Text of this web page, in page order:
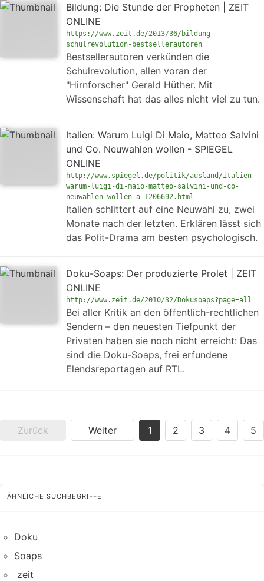
Bildung: Die Stunde der Propheten | ZEIT
ONLINE
https://www.zeit.de/2013/36/bildung-
schulrevolution-bestsellerautoren
Bestsellerautoren verkünden die
Schulrevolution, allen voran der
"Hirnforscher" Gerald Hüther. Mit
Wissenschaft hat das alles nicht viel zu tun.
Italien: Warum Luigi Di Maio, Matteo Salvini
und Co. Neuwahlen wollen - SPIEGEL
ONLINE
http://www.spiegel.de/politik/ausland/italien-
warum-luigi-di-maio-matteo-salvini-und-co-
neuwahlen-wollen-a-1206692.html
Italien schlittert auf eine Neuwahl zu, zwei
Monate nach der letzten. Erklären lässt sich
das Polit-Drama am besten psychologisch.
Doku-Soaps: Der produzierte Prolet | ZEIT
ONLINE
http://www.zeit.de/2010/32/Dokusoaps?page=all
Bei aller Kritik an den öffentlich-rechtlichen
Sendern – den neuesten Tiefpunkt der
Privaten haben sie noch nicht erreicht: Das
sind die Doku-Soaps, frei erfundene
Elendsreportagen auf RTL.
Zurück Weiter 1 2 3 4 5
ÄHNLICHE SUCHBEGRIFFE
Doku
Soaps
zeit